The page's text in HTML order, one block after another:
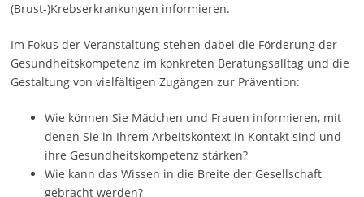
(Brust-)Krebserkrankungen informieren.
Im Fokus der Veranstaltung stehen dabei die Förderung der
Gesundheitskompetenz im konkreten Beratungsalltag und die
Gestaltung von vielfältigen Zugängen zur Prävention:
Wie können Sie Mädchen und Frauen informieren, mit
denen Sie in Ihrem Arbeitskontext in Kontakt sind und
ihre Gesundheitskompetenz stärken?
Wie kann das Wissen in die Breite der Gesellschaft
gebracht werden?